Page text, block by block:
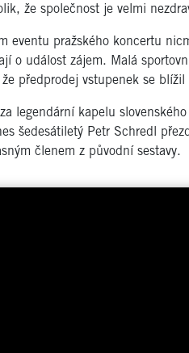
že společnost je velmi
eventu pražského koncertu
o událost zájem. Malá
předprodej vstupenek se blížil
legendární kapelu
šedesátiletý Petr Schredl
členem z původní sestavy.